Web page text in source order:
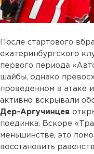
После стартового
екатеринбургского
первого периода
шайбы, однако
проведенном в атаке
активно вскрывали
Дер-Аргучинцев
поединка. Вскоре
меньшинстве, это
восстановить